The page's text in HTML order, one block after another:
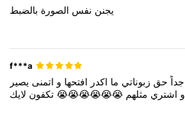
يجنن نفس الصورة بالضبط
f***a
جداً حق زبوناتي ما اكدر افتحها و اتمنى يصير
و اشتري مثلهم 😭😭😭😭😭😭 تكفون لايك